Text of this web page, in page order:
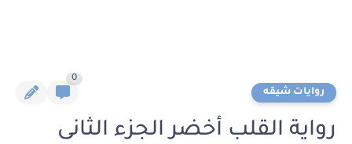
روايات شيقه
0
رواية القلب أخضر الجزء الثانى